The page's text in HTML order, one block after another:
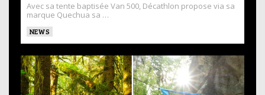
Avec sa tente baptisée Van 500, Décathlon propose via sa
marque Quechua sa …
NEWS